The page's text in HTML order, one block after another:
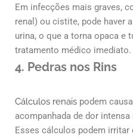
Em infecções mais graves,
renal) ou cistite, pode haver
urina, o que a torna opaca e
tratamento médico imediato.
4. Pedras nos Rins
Cálculos renais podem
acompanhada de dor
Esses cálculos podem irritar